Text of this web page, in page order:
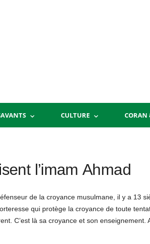
CULTURE CORAN
l’imam Ahmad
de la croyance musulmane, il y a 13
qui protège la croyance de toute
C’est là sa croyance et son enseignement.